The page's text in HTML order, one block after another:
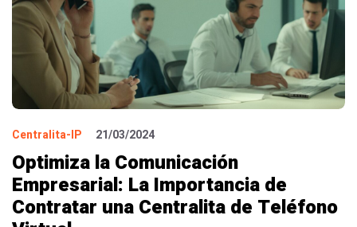
Centralita-IP 21/03/2024
Optimiza la Comunicación
Empresarial: La Importancia de
Contratar una Centralita de Teléfono